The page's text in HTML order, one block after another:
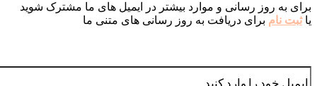
برای به روز رسانی و موارد بیشتر در ایمیل های ما مشترک شوید
یاثبت نام برای دریافت به روز رسانی های متنی ما